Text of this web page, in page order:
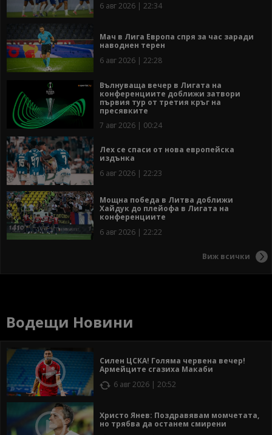
6 авг 2026 | 22:34
Мач в Лига Европа спря за час заради
наводнен терен
6 авг 2026 | 22:28
Вълнуваща вечер в Лигата на
конференциите доближи затвори
първия тур от третия кръг на
пресявките
7 авг 2026 | 00:24
Лех се спаси от нова европейска
издънка
6 авг 2026 | 22:23
Мощна победа в Литва доближи
Хайдук до плейофа в Лигата на
конференциите
6 авг 2026 | 22:22
Виж всички
Водещи Новини
Силен ЦСКА! Голяма червена вечер!
Армейците сгазиха Макаби
6 авг 2026 | 20:52
Христо Янев: Поздравявам момчетата,
но трябва да останем смирени